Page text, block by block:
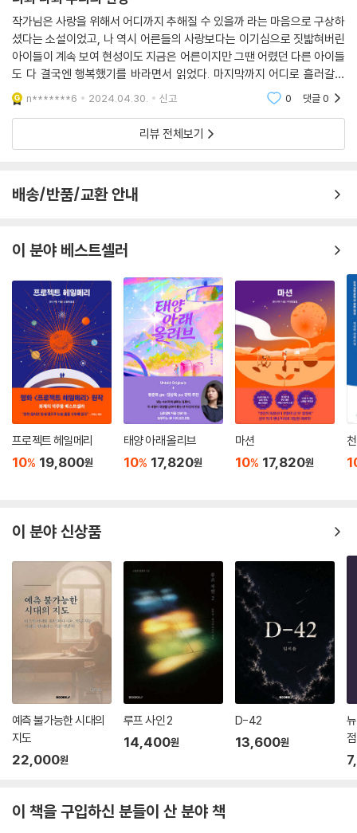
작가님은 사랑을 위해서 어디까지 추해질 수 있을까 라는 마음으로 구상하
셨다는 소설이었고, 나 역시 어른들의 사랑보다는 이기심으로 짓밟혀버린
아이들이 계속 보여 현성이도 지금은 어른이지만 그땐 어렸던 다른 아이들
도 다 결국엔 행복했기를 바라면서 읽었다. 마지막까지 어디로 흘러갈지
몰라 손에 땀을 쥐고 봤던 소설. 마음과 몸이 여러개로 나눠진다는 것도 신
박했지만, 중간
n*******6 2024.04.30. 신고 0 댓글0
리뷰 전체보기
배송/반품/교환 안내
이 분야 베스트셀러
프로젝트 헤일메리
10% 19,800원
태양 아래 올리브
10% 17,820원
마션
10% 17,820원
이 분야 신상품
예측 불가능한 시대의
지도
22,000원
루프 사인 2
14,400원
D-42
13,600원
점
이 책을 구입하신 분들이 산 분야 책